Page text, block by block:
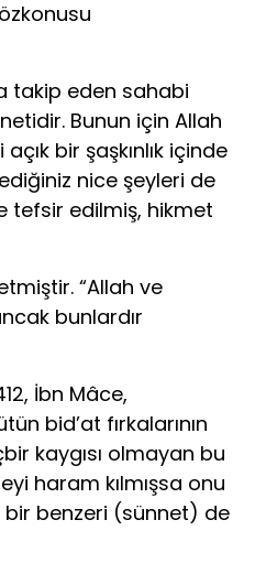
takip eden sahabi
Bunun için Allah
bir şaşkınlık içinde
nice şeyleri de
tefsir edilmiş, hikmet
“Allah ve
bunlardır
İbn Mâce,
bid’at fırkalarının
kaygısı olmayan bu
haram kılmışsa onu
bir benzeri (sünnet) de